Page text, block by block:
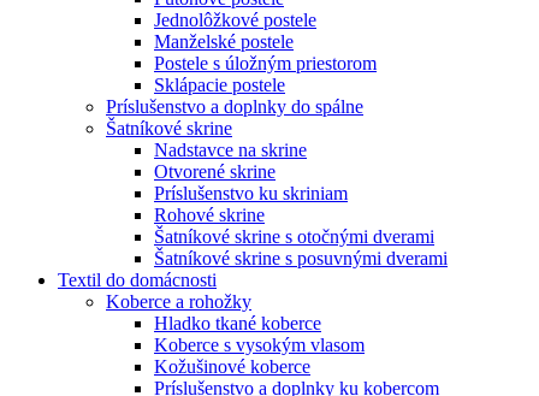
Jednolôžkové postele
Manželské postele
Postele s úložným priestorom
Sklápacie postele
Príslušenstvo a doplnky do spálne
Šatníkové skrine
Nadstavce na skrine
Otvorené skrine
Príslušenstvo ku skriniam
Rohové skrine
Šatníkové skrine s otočnými dverami
Šatníkové skrine s posuvnými dverami
Textil do domácnosti
Koberce a rohožky
Hladko tkané koberce
Koberce s vysokým vlasom
Kožušinové koberce
Príslušenstvo a doplnky ku kobercom